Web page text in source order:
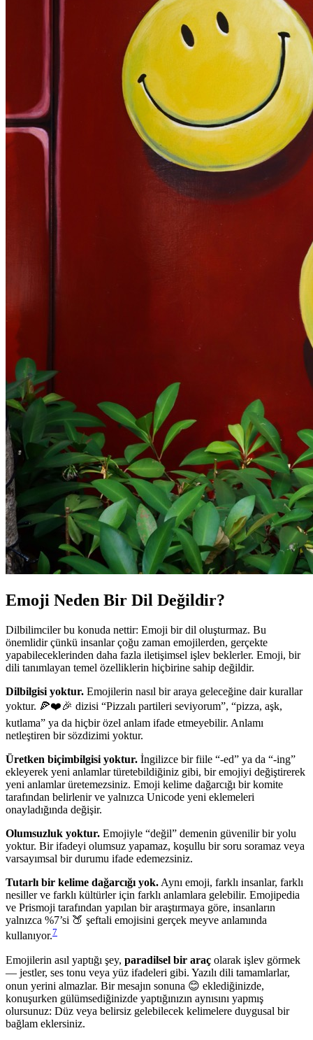
Emoji Neden Bir Dil Değildir?
Dilbilimciler bu konuda nettir: Emoji bir dil oluşturmaz. Bu
önemlidir çünkü insanlar çoğu zaman emojilerden, gerçekte
yapabileceklerinden daha fazla iletişimsel işlev beklerler. Emoji, bir
dili tanımlayan temel özelliklerin hiçbirine sahip değildir.
Dilbilgisi yoktur. Emojilerin nasıl bir araya geleceğine dair kurallar
yoktur. 🍕❤️🎉 dizisi “Pizzalı partileri seviyorum”, “pizza, aşk,
kutlama” ya da hiçbir özel anlam ifade etmeyebilir. Anlamı
netleştiren bir sözdizimi yoktur.
Üretken biçimbilgisi yoktur. İngilizce bir fiile “-ed” ya da “-ing”
ekleyerek yeni anlamlar türetebildiğiniz gibi, bir emojiyi değiştirerek
yeni anlamlar üretemezsiniz. Emoji kelime dağarcığı bir komite
tarafından belirlenir ve yalnızca Unicode yeni eklemeleri
onayladığında değişir.
Olumsuzluk yoktur. Emojiyle “değil” demenin güvenilir bir yolu
yoktur. Bir ifadeyi olumsuz yapamaz, koşullu bir soru soramaz veya
varsayımsal bir durumu ifade edemezsiniz.
Tutarlı bir kelime dağarcığı yok. Aynı emoji, farklı insanlar, farklı
nesiller ve farklı kültürler için farklı anlamlara gelebilir. Emojipedia
ve Prismoji tarafından yapılan bir araştırmaya göre, insanların
yalnızca %7’si 🍑 şeftali emojisini gerçek meyve anlamında
kullanıyor.7
Emojilerin asıl yaptığı şey, paradilsel bir araç olarak işlev görmek
— jestler, ses tonu veya yüz ifadeleri gibi. Yazılı dili tamamlarlar,
onun yerini almazlar. Bir mesajın sonuna 😊 eklediğinizde,
konuşurken gülümsediğinizde yaptığınızın aynısını yapmış
olursunuz: Düz veya belirsiz gelebilecek kelimelere duygusal bir
bağlam eklersiniz.